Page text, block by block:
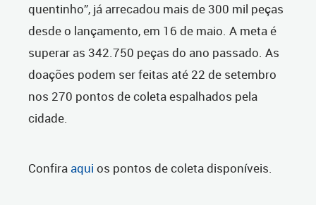
quentinho”, já arrecadou mais de 300 mil peças
desde o lançamento, em 16 de maio. A meta é
superar as 342.750 peças do ano passado. As
doações podem ser feitas até 22 de setembro
nos 270 pontos de coleta espalhados pela
cidade.
Confira aqui os pontos de coleta disponíveis.